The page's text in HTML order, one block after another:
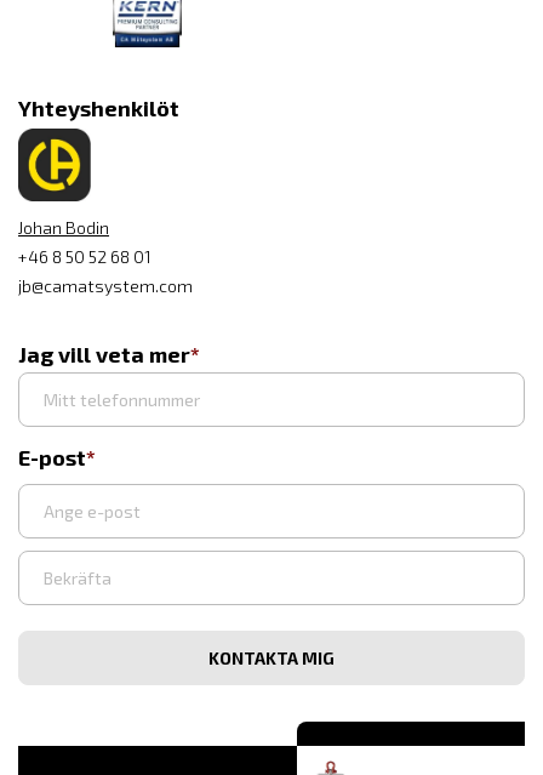
Yhteyshenkilöt
Johan Bodin
+46 8 50 52 68 01
jb@camatsystem.com
Jag vill veta mer
E-post
Syötä
sähköpostiosoite
Vahvista